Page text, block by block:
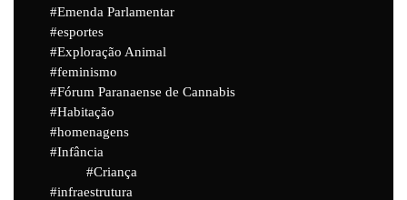
Emenda Parlamentar
esportes
Exploração Animal
feminismo
Fórum Paranaense de Cannabis
Habitação
homenagens
Infância
Criança
infraestrutura